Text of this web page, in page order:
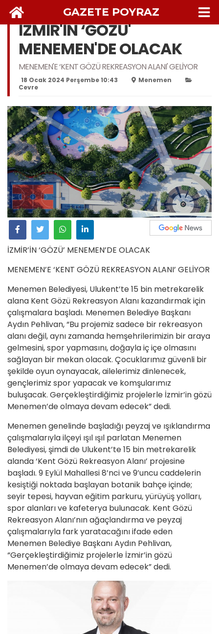
GAZETE POYRAZ
İZMİR'İN ‘GÖZÜ'
MENEMEN'DE OLACAK
MENEMEN'E ‘KENT GÖZÜ REKREASYON ALANI' GELİYOR
18 Ocak 2024 Perşembe 10:43
Menemen
Cevre
İZMİR’İN ‘GÖZÜ’ MENEMEN’DE OLACAK
MENEMEN’E ‘KENT GÖZÜ REKREASYON ALANI’ GELİYOR
Menemen Belediyesi, Ulukent’te 15 bin metrekarelik
alana Kent Gözü Rekreasyon Alanı kazandırmak için
çalışmalara başladı. Menemen Belediye Başkanı
Aydın Pehlivan, “Bu projemiz sadece bir rekreasyon
alanı değil, aynı zamanda hemşehrilerimizin bir araya
gelmesini, spor yapmasını, doğayla iç içe olmasını
sağlayan bir mekan olacak. Çocuklarımız güvenli bir
şekilde oyun oynayacak, ailelerimiz dinlenecek,
gençlerimiz spor yapacak ve komşularımız
buluşacak. Gerçekleştirdiğimiz projelerle İzmir’in gözü
Menemen’de olmaya devam edecek” dedi.
Menemen genelinde başladığı peyzaj ve ışıklandırma
çalışmalarıyla ilçeyi ışıl ışıl parlatan Menemen
Belediyesi, şimdi de Ulukent’te 15 bin metrekarelik
alanda ‘Kent Gözü Rekreasyon Alanı’ projesine
başladı. 9 Eylül Mahallesi 8’nci ve 9’uncu caddelerin
kesiştiği noktada başlayan botanik bahçe içinde;
seyir tepesi, hayvan eğitim parkuru, yürüyüş yolları,
spor alanları ve kafeterya bulunacak. Kent Gözü
Rekreasyon Alanı’nın ağaçlandırma ve peyzaj
çalışmalarıyla fark yaratacağını ifade eden
Menemen Belediye Başkanı Aydın Pehlivan,
“Gerçekleştirdiğimiz projelerle İzmir’in gözü
Menemen’de olmaya devam edecek” dedi.